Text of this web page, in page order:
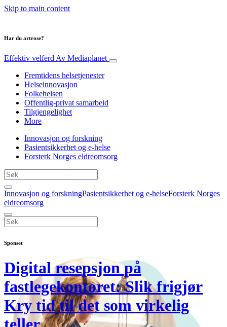
Skip to main content
Har du artrose?
Effektiv velferd Av Mediaplanet
Fremtidens helsetjenester
Helseinnovasjon
Folkehelsen
Offentlig-privat samarbeid
Tilgjengelighet
More
Innovasjon og forskning
Pasientsikkerhet og e-helse
Forsterk Norges eldreomsorg
Innovasjon og forskningPasientsikkerhet og e-helseForsterk Norges
eldreomsorg
Sponset
Digital resepsjon på
fastlegekontoret: Slik frigjør
Kry tid til det som virkelig